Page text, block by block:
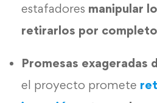
estafadores manipular
retirarlos por
Promesas exageradas
el proyecto promete